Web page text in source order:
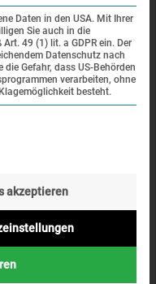
und
gemäß unserer
Daten in den USA. Mit Ihrer
Sie auch in die
49 (1) lit. a GDPR ein. Der
Datenschutz nach
die Gefahr, dass US-Behörden
verarbeiten, ohne
besteht.
für die eine
akzeptieren